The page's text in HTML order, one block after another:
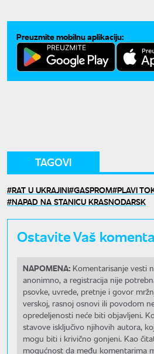
Preuzmite mobilnu aplikaciju:
TAGOVI
RAT U UKRAJINI GASPROM PLAVI
NAPAD NA STANICU KRASNODARSK
Ostavite Vaš
NAPOMENA: Komentarisanje vesti
anonimno, a registracija nije
psovke, uvrede, pretnje i govor
verskoj, rasnoj osnovi ili povodom
opredeljenosti neće biti objavljeni.
stavove isključivo njihovih autora,
mogu biti i krivično gonjeni. Kao
mogućnost da među komentarima